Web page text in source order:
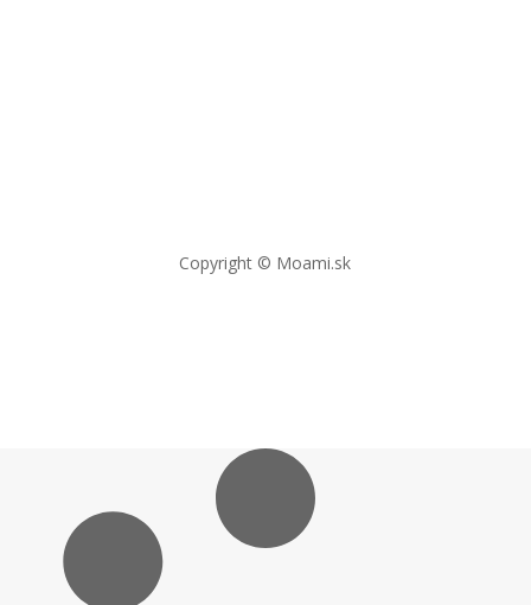
Copyright © Moami.sk